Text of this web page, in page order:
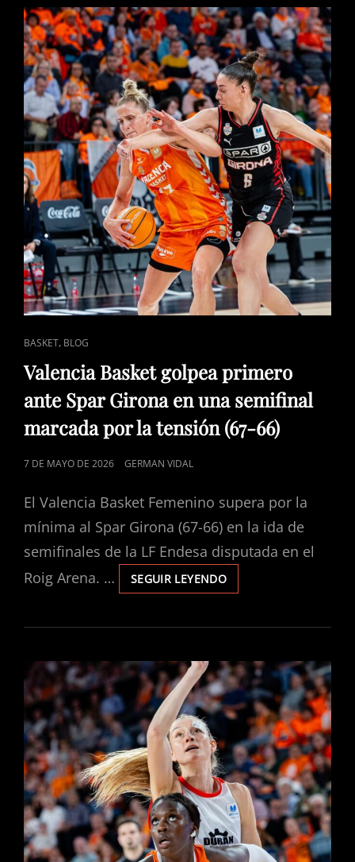
5º
PARTIDO
DE
PLAYOFF
DE
EUROLIGA
EN
EL
ROIG
ARENA
ENLACES
DE
CATEGORÍAS
BASKET, BLOG
Valencia Basket golpea primero
ante Spar Girona en una semifinal
marcada por la tensión (67-66)
PUBLICADO
7 DE MAYO DE 2026 GERMAN VIDAL
El Valencia Basket Femenino supera por la
mínima al Spar Girona (67-66) en la ida de
semifinales de la LF Endesa disputada en el
Roig Arena. …
SEGUIR LEYENDOVALENCIA
BASKET
PRIMERO
SPAR
GIRONA
EN
UNA
SEMIFINAL
MARCADA
POR
LA
TENSIÓN
(67-
66)